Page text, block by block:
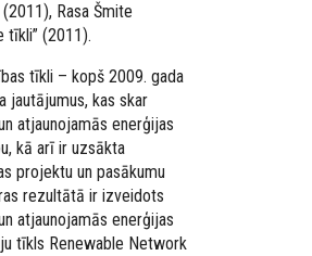
Rasa Šmite
tīkli” (2011).
tīkli – kopš 2009. gada
jautājumus, kas skar
atjaunojamās enerģijas
kā arī ir uzsākta
projektu un pasākumu
rezultātā ir izveidots
atjaunojamās enerģijas
tīkls Renewable Network